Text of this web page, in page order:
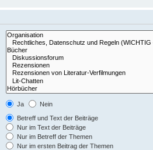
Ja
Nein
Betreff und Text der Beiträge
Nur im Text der Beiträge
Nur im Betreff der Themen
Nur im ersten Beitrag der Themen